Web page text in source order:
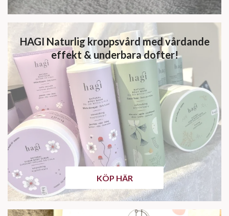
HAGI Naturlig kroppsvård med vårdande
effekt & underbara dofter!
KÖP HÄR